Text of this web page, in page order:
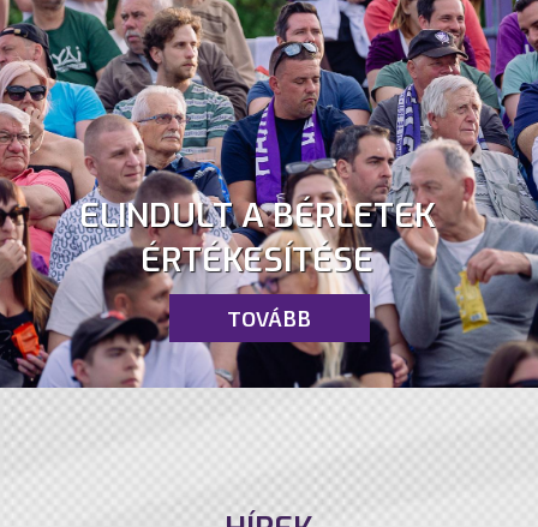
ELINDULT A BÉRLETEK
ÉRTÉKESÍTÉSE
TOVÁBB